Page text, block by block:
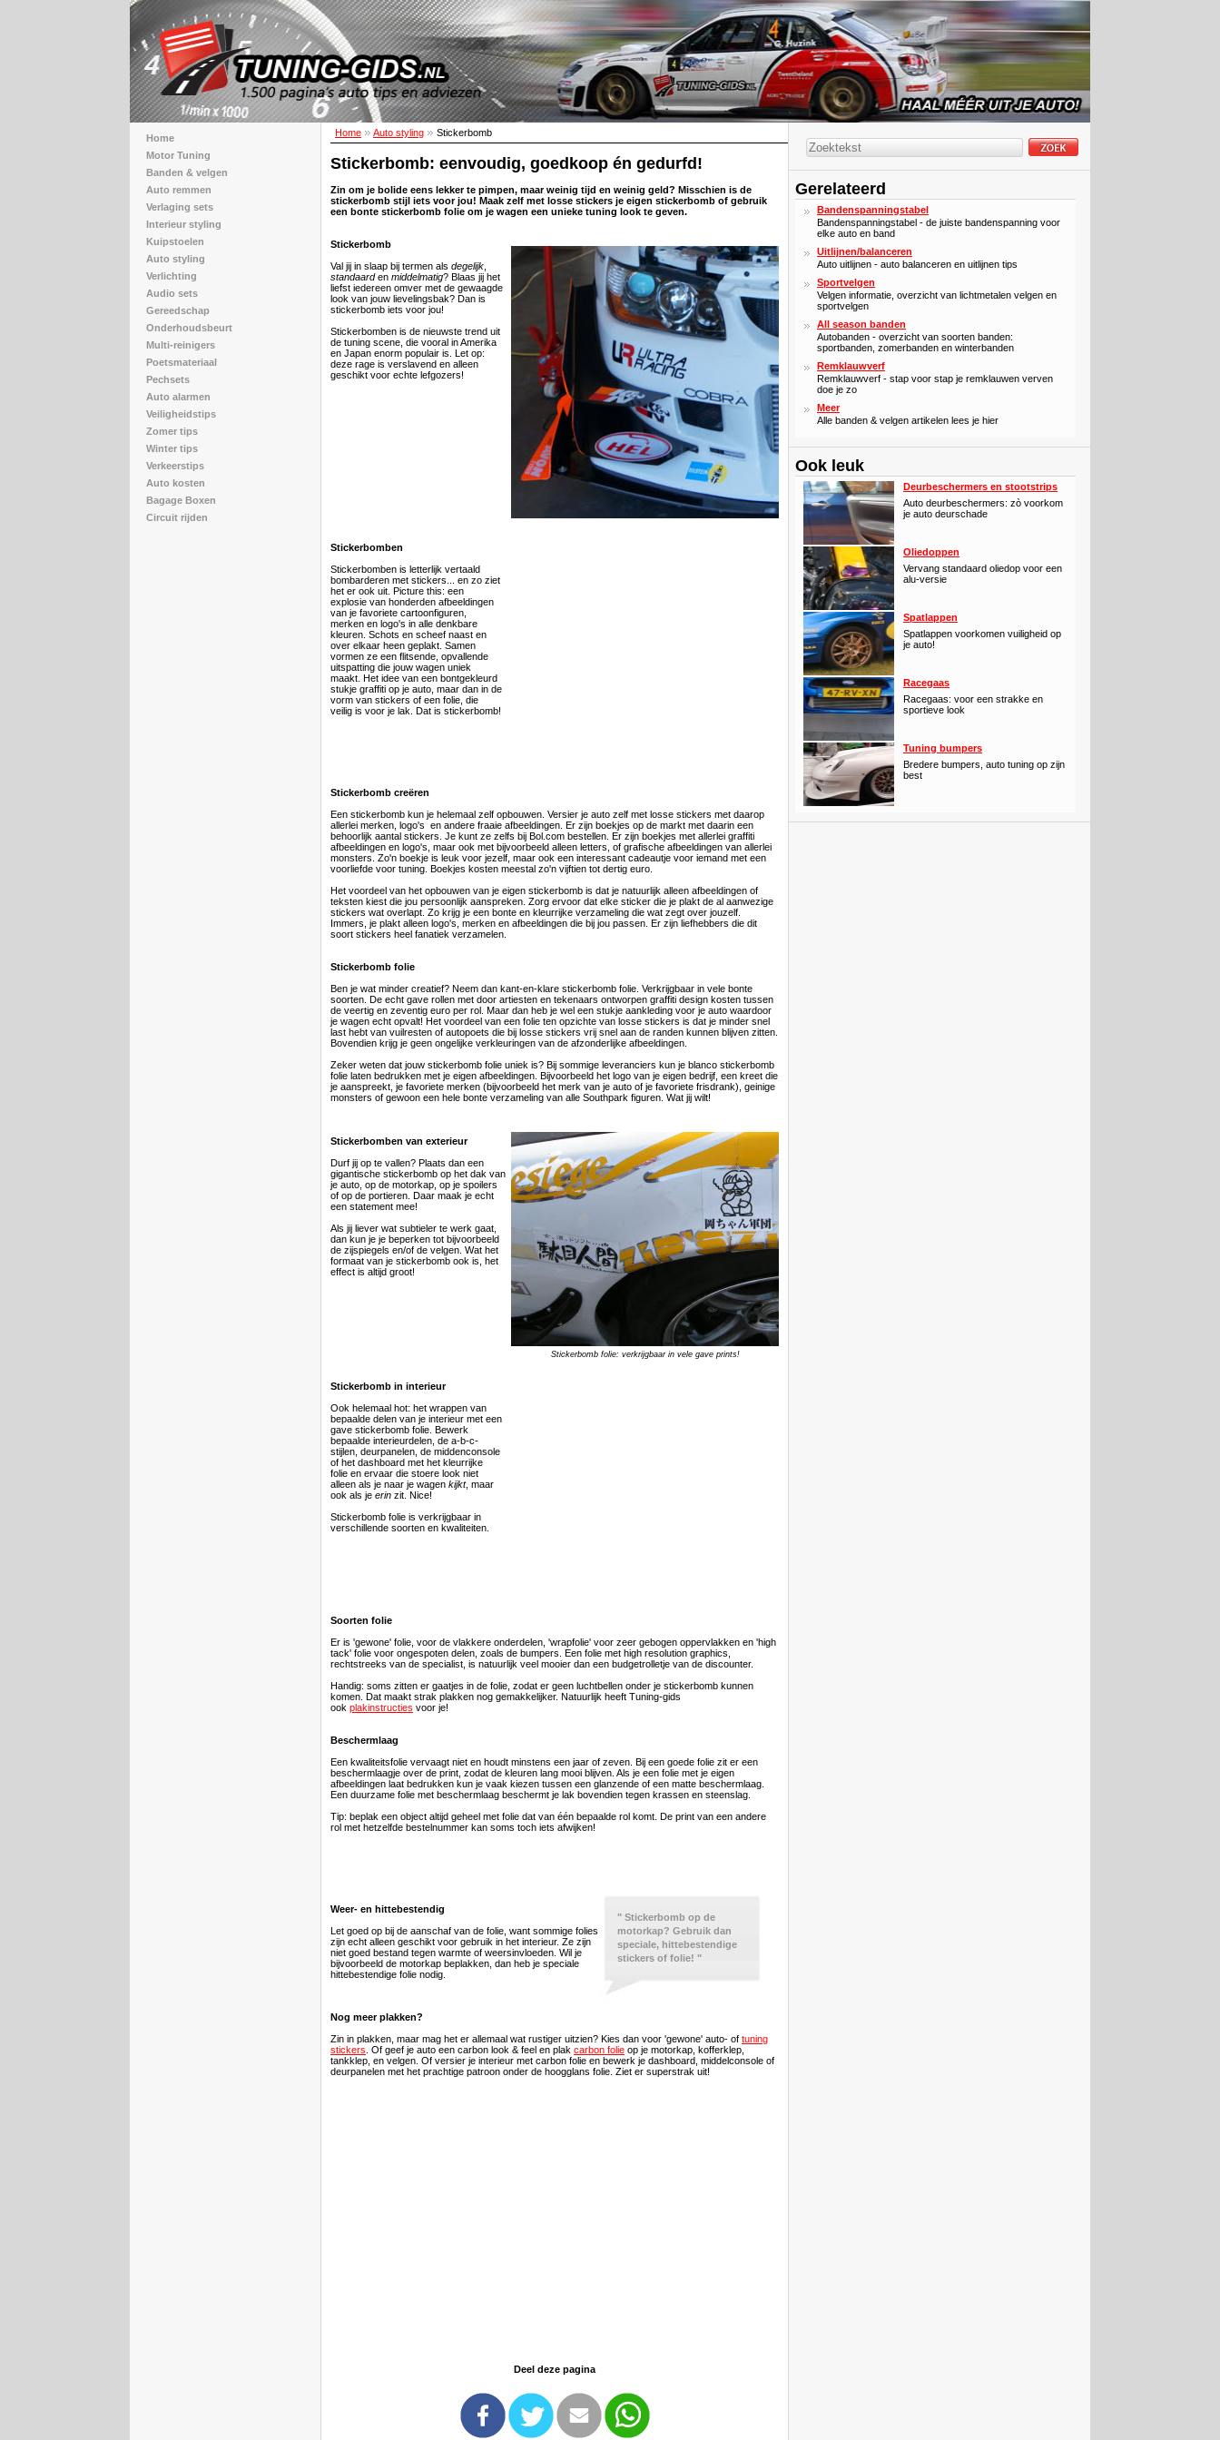
Home Auto styling Stickerbomb
Stickerbomb: eenvoudig, goedkoop én gedurfd!
Zin om je bolide eens lekker te pimpen, maar weinig tijd en weinig geld? Misschien is de
stickerbomb stijl iets voor jou! Maak zelf met losse stickers je eigen stickerbomb of gebruik
een bonte stickerbomb folie om je wagen een unieke tuning look te geven.
Stickerbomb
Val jij in slaap bij termen als degelijk
standaarden middelmatig? Blaas jij het
liefst iedereen omver met de gewaagde
look van jouw lievelingsbak? Dan is
stickerbomb iets voor jou!
Stickerbomben is de nieuwste trend uit
de tuning scene, die vooral in Amerika
en Japan enorm populair is. Let op:
deze rage is verslavend en alleen
geschikt voor echte lefgozers!
Stickerbomben
Stickerbomben is letterlijk vertaald
bombarderen met stickers... en zo ziet
het er ook uit. Picture this: een
explosie van honderden afbeeldingen
van je favoriete cartoonfiguren,
merken en logo's in alle denkbare
kleuren. Schots en scheef naast en
over elkaar heen geplakt. Samen
vormen ze een flitsende, opvallende
uitspatting die jouw wagen uniek
maakt. Het idee van een bontgekleurd
stukje graffiti op je auto, maar dan in de
vorm van stickers of een folie, die
veilig is voor je lak. Dat is stickerbomb!
Stickerbomb creëren
Een stickerbomb kun je helemaal zelf opbouwen. Versier je auto zelf met losse stickers met daarop
allerlei merken, logo's en andere fraaie afbeeldingen. Er zijn boekjes op de markt met daarin een
behoorlijk aantal stickers. Je kunt ze zelfs bij Bol.com bestellen. Er zijn boekjes met allerlei graffiti
afbeeldingen en logo's, maar ook met bijvoorbeeld alleen letters, of grafische afbeeldingen van allerlei
monsters. Zo'n boekje is leuk voor jezelf, maar ook een interessant cadeautje voor iemand met een
voorliefde voor tuning. Boekjes kosten meestal zo'n vijftien tot dertig euro.
Het voordeel van het opbouwen van je eigen stickerbomb is dat je natuurlijk alleen afbeeldingen of
teksten kiest die jou persoonlijk aanspreken. Zorg ervoor dat elke sticker die je plakt de al aanwezige
stickers wat overlapt. Zo krijg je een bonte en kleurrijke verzameling die wat zegt over jouzelf.
Immers, je plakt alleen logo's, merken en afbeeldingen die bij jou passen. Er zijn liefhebbers die dit
soort stickers heel fanatiek verzamelen.
Stickerbomb folie
Ben je wat minder creatief? Neem dan kant-en-klare stickerbomb folie. Verkrijgbaar in vele bonte
soorten. De echt gave rollen met door artiesten en tekenaars ontworpen graffiti design kosten tussen
de veertig en zeventig euro per rol. Maar dan heb je wel een stukje aankleding voor je auto waardoor
je wagen echt opvalt! Het voordeel van een folie ten opzichte van losse stickers is dat je minder snel
last hebt van vuilresten of autopoets die bij losse stickers vrij snel aan de randen kunnen blijven zitten.
Bovendien krijg je geen ongelijke verkleuringen van de afzonderlijke afbeeldingen.
Zeker weten dat jouw stickerbomb folie uniek is? Bij sommige leveranciers kun je blanco stickerbomb
folie laten bedrukken met je eigen afbeeldingen. Bijvoorbeeld het logo van je eigen bedrijf, een kreet die
je aanspreekt, je favoriete merken (bijvoorbeeld het merk van je auto of je favoriete frisdrank), geinige
monsters of gewoon een hele bonte verzameling van alle Southpark figuren. Wat jij wilt!
Stickerbomben van exterieur
Durf jij op te vallen? Plaats dan een
gigantische stickerbomb op het dak van
je auto, op de motorkap, op je spoilers
of op de portieren. Daar maak je echt
een statement mee!
Als jij liever wat subtieler te werk gaat,
dan kun je je beperken tot bijvoorbeeld
de zijspiegels en/of de velgen. Wat het
formaat van je stickerbomb ook is, het
effect is altijd groot!
Stickerbomb folie: verkrijgbaar in vele gave prints!
Stickerbomb in interieur
Ook helemaal hot: het wrappen van
bepaalde delen van je interieur met een
gave stickerbomb folie. Bewerk
bepaalde interieurdelen, de a-b-c-
stijlen, deurpanelen, de middenconsole
of het dashboard met het kleurrijke
folie en ervaar die stoere look niet
alleen als je naar je wagen kijkt, maar
ook als je erin zit. Nice!
Stickerbomb folie is verkrijgbaar in
verschillende soorten en kwaliteiten.
Soorten folie
Er is 'gewone' folie, voor de vlakkere onderdelen, 'wrapfolie' voor zeer gebogen oppervlakken en 'high
tack' folie voor ongespoten delen, zoals de bumpers. Een folie met high resolution graphics,
rechtstreeks van de specialist, is natuurlijk veel mooier dan een budgetrolletje van de discounter.
Handig: soms zitten er gaatjes in de folie, zodat er geen luchtbellen onder je stickerbomb kunnen
komen. Dat maakt strak plakken nog gemakkelijker. Natuurlijk heeft Tuning-gids
ook plakinstructies voor je!
Beschermlaag
Een kwaliteitsfolie vervaagt niet en houdt minstens een jaar of zeven. Bij een goede folie zit er een
beschermlaagje over de print, zodat de kleuren lang mooi blijven. Als je een folie met je eigen
afbeeldingen laat bedrukken kun je vaak kiezen tussen een glanzende of een matte beschermlaag.
Een duurzame folie met beschermlaag beschermt je lak bovendien tegen krassen en steenslag.
Tip: beplak een object altijd geheel met folie dat van één bepaalde rol komt. De print van een andere
rol met hetzelfde bestelnummer kan soms toch iets afwijken!
Weer- en hittebestendig
Let goed op bij de aanschaf van de folie, want sommige folies
zijn echt alleen geschikt voor gebruik in het interieur. Ze zijn
niet goed bestand tegen warmte of weersinvloeden. Wil je
bijvoorbeeld de motorkap beplakken, dan heb je speciale
hittebestendige folie nodig.
" Stickerbomb op de
motorkap? Gebruik dan
speciale, hittebestendige
stickers of folie! "
Nog meer plakken?
Zin in plakken, maar mag het er allemaal wat rustiger uitzien? Kies dan voor 'gewone' auto- of tuning
stickers . Of geef je auto een carbon look & feel en plak carbon folie op je motorkap, kofferklep,
tankklep, en velgen. Of versier je interieur met carbon folie en bewerk je dashboard, middelconsole of
deurpanelen met het prachtige patroon onder de hoogglans folie. Ziet er superstrak uit!
Deel deze pagina
Home
Motor Tuning
Banden & velgen
Auto remmen
Verlaging sets
Interieur styling
Kuipstoelen
Auto styling
Verlichting
Audio sets
Gereedschap
Onderhoudsbeurt
Multi-reinigers
Poetsmateriaal
Pechsets
Auto alarmen
Veiligheidstips
Zomer tips
Winter tips
Verkeerstips
Auto kosten
Bagage Boxen
Circuit rijden
Gerelateerd
Bandenspanningstabel
Bandenspanningstabel - de juiste bandenspanning voor
elke auto en band
Uitlijnen/balanceren
Auto uitlijnen - auto balanceren en uitlijnen tips
Sportvelgen
Velgen informatie, overzicht van lichtmetalen velgen en
sportvelgen
All season banden
Autobanden - overzicht van soorten banden:
sportbanden, zomerbanden en winterbanden
Remklauwverf
Remklauwverf - stap voor stap je remklauwen verven
doe je zo
Meer
Alle banden & velgen artikelen lees je hier
Ook leuk
Deurbeschermers en stootstrips
Auto deurbeschermers: zò voorkom
je auto deurschade
Oliedoppen
Vervang standaard oliedop voor een
alu-versie
Spatlappen
Spatlappen voorkomen vuiligheid op
je auto!
Racegaas
Racegaas: voor een strakke en
sportieve look
Tuning bumpers
Bredere bumpers, auto tuning op zijn
best